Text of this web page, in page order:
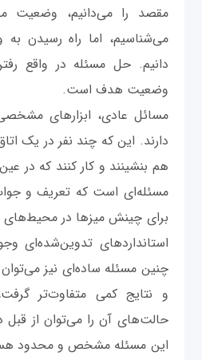
مقصد را می‌دانیم، وضعیت
می‌شناسیم، اما راه رسیدن
دانیم. حل مسئله در واقع
وضعیت هدف است.
مسائل عادی، ابزارهای
هم بنشینند و کار کنند که در
مسئله‌ای است که تعریف و
برای چینش میزها در محیط‌های
استانداردهای تدوین‌شده‌ای
چنین مسئله ساده‌ای نیز
و نتایج کمی متفاوت‌تر
حالت‌های آن را می‌توان از قبل
این مسئله مشخص و محدود